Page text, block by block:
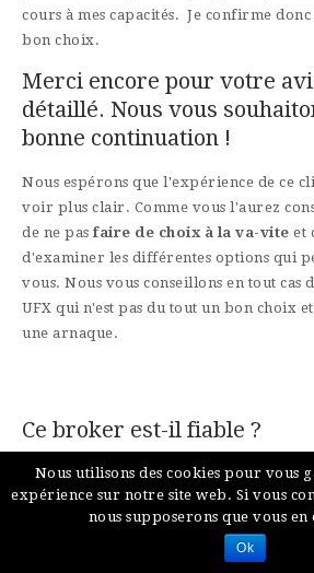
cours à mes capacités. Je confirme
bon choix.
Merci encore pour votre
détaillé. Nous vous
bonne continuation !
Nous espérons que l'expérience de ce
voir plus clair. Comme vous l'aurez
de ne pasfaire de choix à la va-vite et
d'examiner les différentes options qui
vous. Nous vous conseillons en tout cas
UFX qui n'est pas du tout un bon choix
une arnaque.
Ce broker est-il fiable ?
Après l’avoir testé pendant plusieurs
vous assurer qu’il vaut mieux rester le
ce courtier en ligne. Dirigez-vous
Quels sont les avantages de
Nous utilisons des cookies pour vous
expérience sur notre site web. Si vous
nous supposerons que vous en
Ok